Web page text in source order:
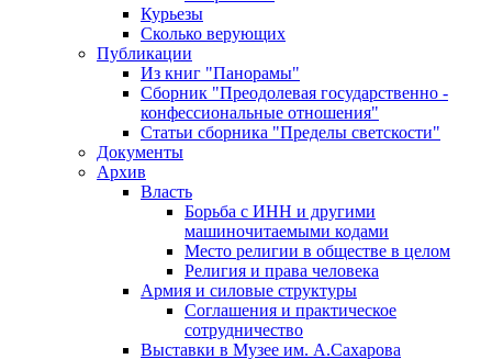
Курьезы
Сколько верующих
Публикации
Из книг "Панорамы"
Сборник "Преодолевая государственно -
конфессиональные отношения"
Статьи сборника "Пределы светскости"
Документы
Архив
Власть
Борьба с ИНН и другими
машиночитаемыми кодами
Место религии в обществе в целом
Религия и права человека
Армия и силовые структуры
Соглашения и практическое
сотрудничество
Выставки в Музее им. А.Сахарова